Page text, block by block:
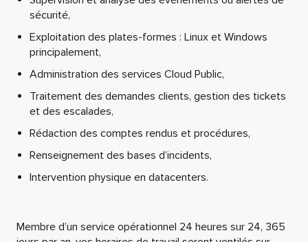
sécurité,
Exploitation des plates-formes : Linux et Windows
principalement,
Administration des services Cloud Public,
Traitement des demandes clients, gestion des tickets
et des escalades,
Rédaction des comptes rendus et procédures,
Renseignement des bases d’incidents,
Intervention physique en datacenters.
Membre d’un service opérationnel 24 heures sur 24, 365